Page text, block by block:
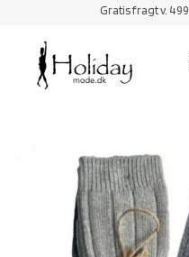
Gratis fragt v. 499